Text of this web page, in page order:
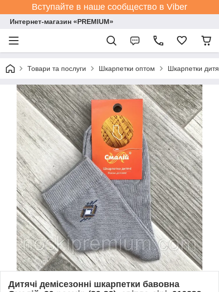
Вступайте в наше сообщество в Viber
Интернет-магазин «PREMIUM»
Товари та послуги Шкарпетки оптом Шкарпетки
Дитячі демісезонні шкарпетки бавовна